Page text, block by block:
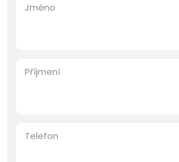
Jméno
Příjmení
Telefon